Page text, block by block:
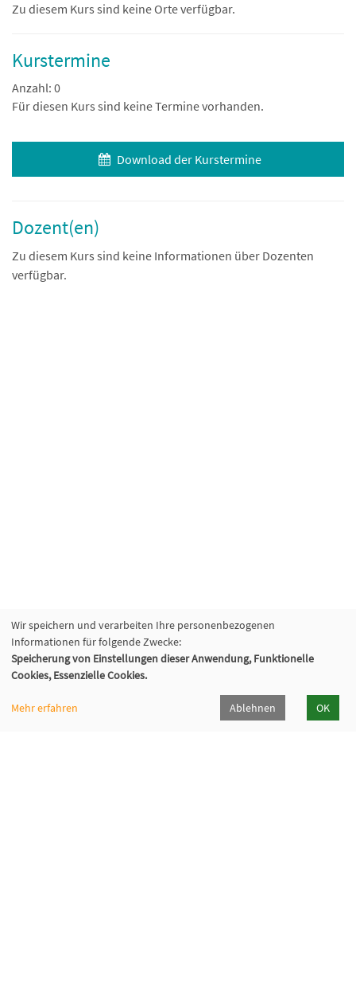
Zu diesem Kurs sind keine Orte verfügbar.
Kurstermine
Anzahl: 0
Für diesen Kurs sind keine Termine vorhanden.
Download der Kurstermine
Dozent(en)
Zu diesem Kurs sind keine Informationen über Dozenten
verfügbar.
Wir speichern und verarbeiten Ihre personenbezogenen
Informationen für folgende Zwecke:
Speicherung von Einstellungen dieser Anwendung, Funktionelle
Cookies, Essenzielle Cookies.
Mehr erfahren Ablehnen OK